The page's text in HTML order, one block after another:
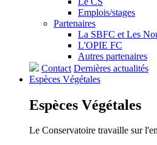
Emplois/stages
Partenaires
La SBFC et Les
L'OPIE FC
Autres partenaires
Contact Dernières actualités
Espèces Végétales
Espèces Végétales
Le Conservatoire travaille sur